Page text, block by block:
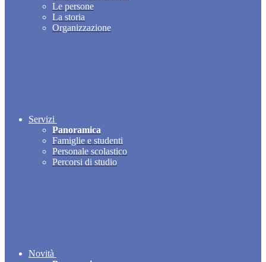
Le persone
La storia
Organizzazione
Servizi
Panoramica
Famiglie e studenti
Personale scolastico
Percorsi di studio
Novità